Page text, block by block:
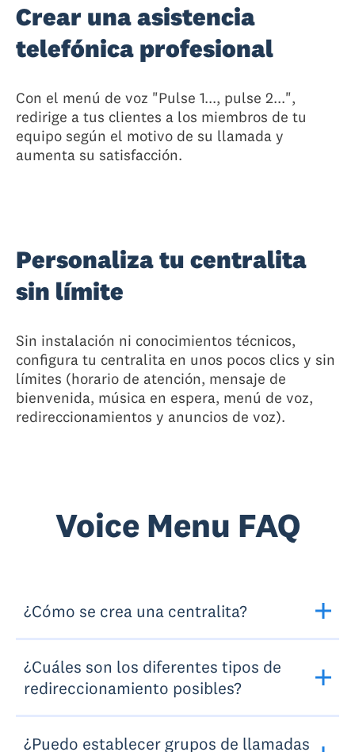
Crear una asistencia
telefónica profesional
Con el menú de voz "Pulse 1..., pulse 2...",
redirige a tus clientes a los miembros de tu
equipo según el motivo de su llamada y
aumenta su satisfacción.
Personaliza tu centralita
sin límite
Sin instalación ni conocimientos técnicos,
configura tu centralita en unos pocos clics y sin
límites (horario de atención, mensaje de
bienvenida, música en espera, menú de voz,
redireccionamientos y anuncios de voz).
Voice Menu FAQ
¿Cómo se crea una centralita?
¿Cuáles son los diferentes tipos de
redireccionamiento posibles?
¿Puedo establecer grupos de llamadas